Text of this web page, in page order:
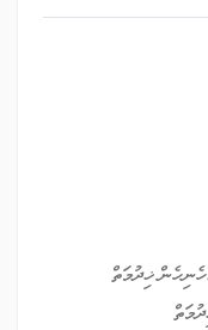
ޚިދުމަތް